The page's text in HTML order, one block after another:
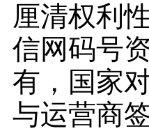
厘清权利
信网码号
有，国家
与运营商